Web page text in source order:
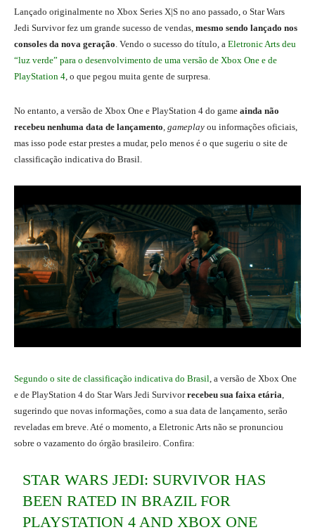
Lançado originalmente no Xbox Series X|S no ano passado, o Star Wars
Jedi Survivor fez um grande sucesso de vendas, mesmo sendo lançado nos
consoles da nova geração. Vendo o sucesso do título, a Eletronic Arts deu
“luz verde” para o desenvolvimento de uma versão de Xbox One e de
PlayStation 4, o que pegou muita gente de surpresa.
No entanto, a versão de Xbox One e PlayStation 4 do game ainda não
recebeu nenhuma data de lançamento, gameplay ou informações oficiais,
mas isso pode estar prestes a mudar, pelo menos é o que sugeriu o site de
classificação indicativa do Brasil.
Segundo o site de classificação indicativa do Brasil , a versão de Xbox One
e de PlayStation 4 do Star Wars Jedi Survivorrecebeu sua faixa etária
sugerindo que novas informações, como a sua data de lançamento, serão
reveladas em breve. Até o momento, a Eletronic Arts não se pronunciou
sobre o vazamento do órgão brasileiro. Confira:
STAR WARS JEDI: SURVIVOR HAS
BEEN RATED IN BRAZIL FOR
PLAYSTATION 4 AND XBOX ONE